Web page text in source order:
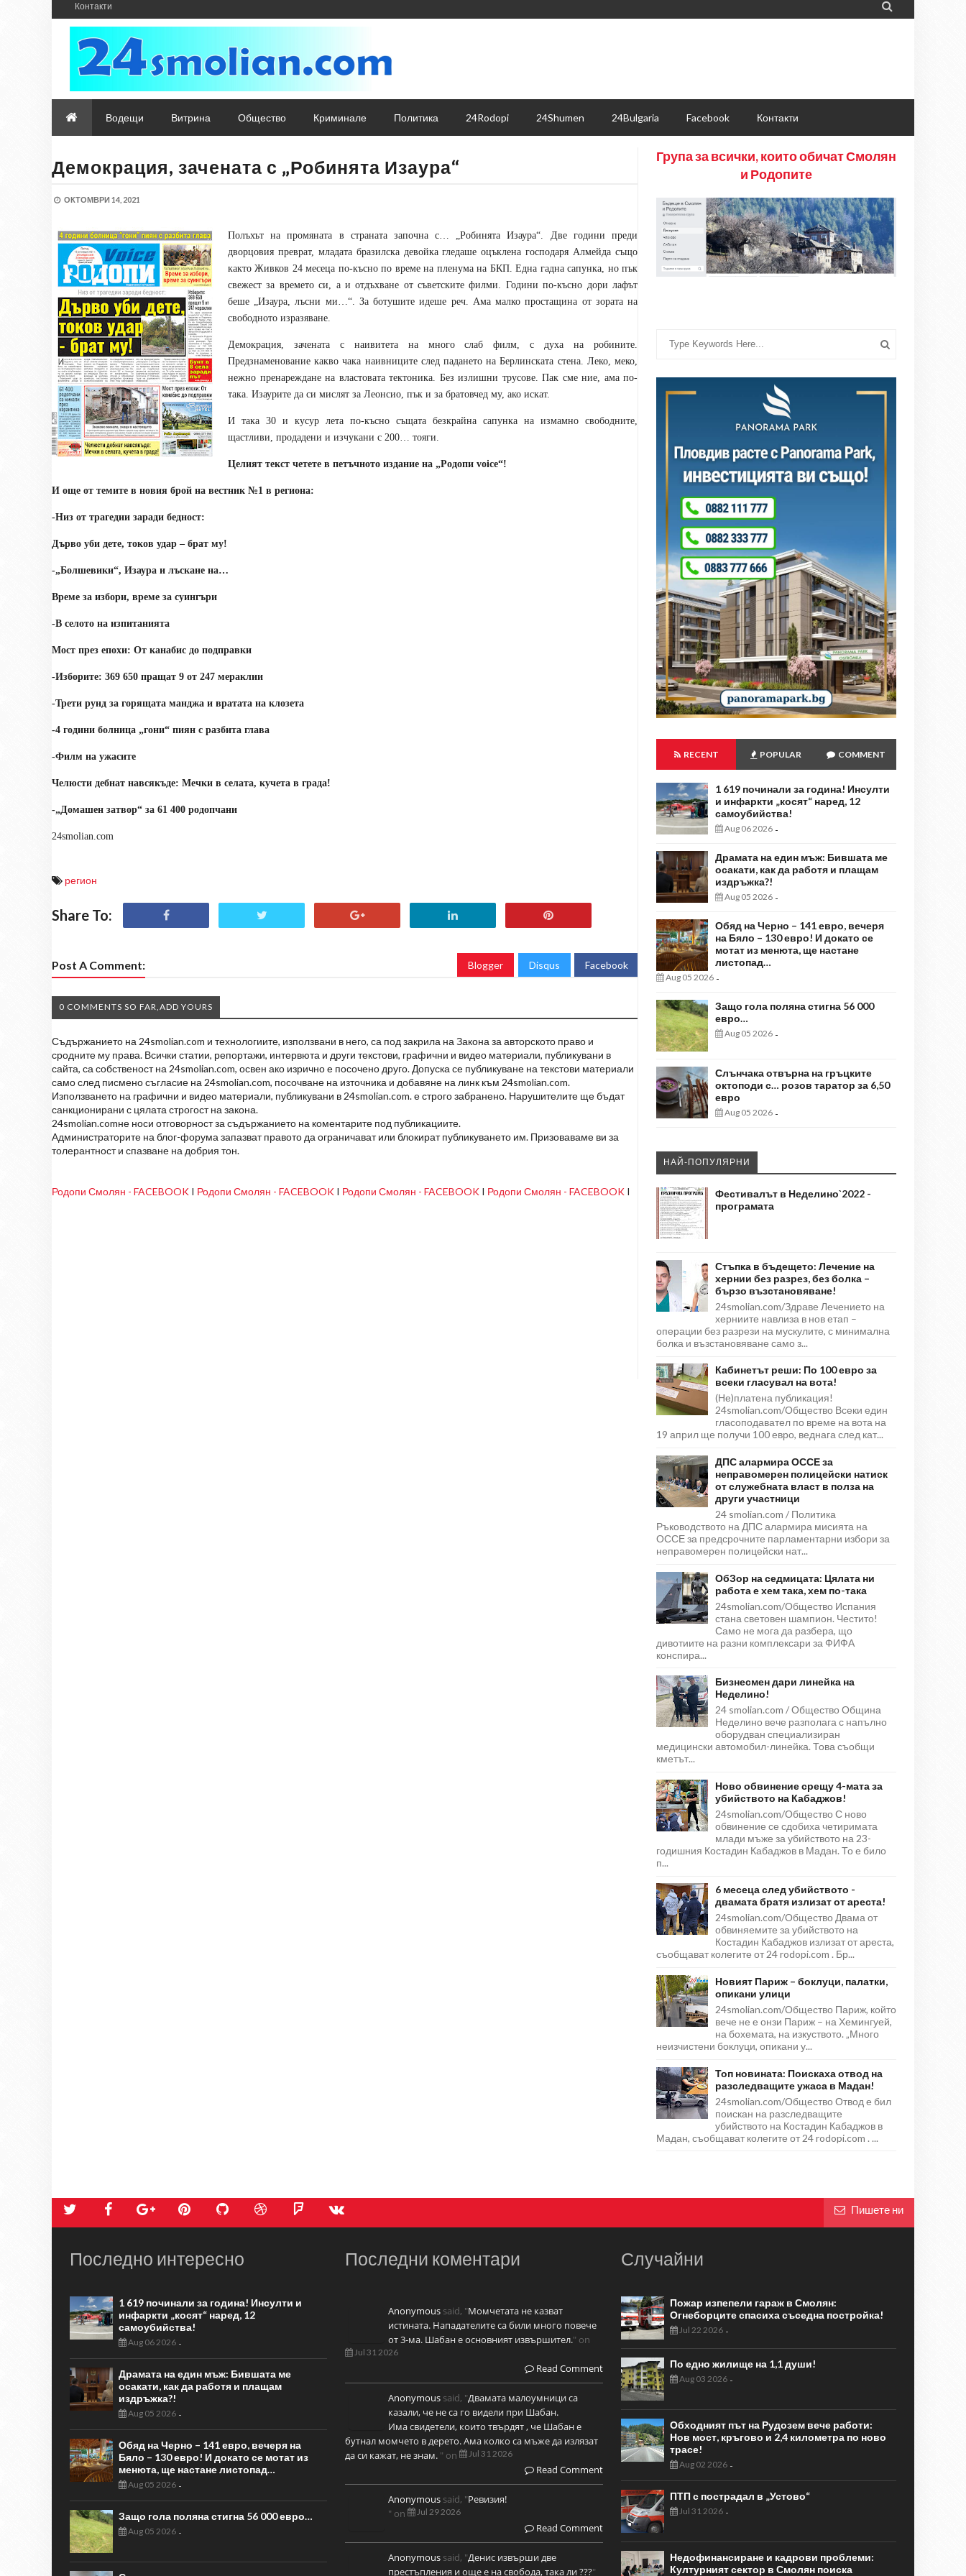
Контакти 
Водещи Витрина Общество Криминале Политика 24Rodopi 24Shumen 24Bulgaria Facebook Контакти
Демокрация, зачената с „Робинята Изаура“
ОКТОМВРИ 14, 2021
Полъхът на промяната в страната започна с… „Робинята Изаура“. Две години преди
дворцовия преврат, младата бразилска девойка гледаше оцъклена господаря Алмейда също
както Живков 24 месеца по-късно по време на пленума на БКП. Една гадна сапунка, но пък
свежест за времето си, а и отдъхване от съветските филми. Години по-късно дори лафът
беше „Изаура, лъсни ми…“. За ботушите идеше реч. Ама малко простащина от зората на
свободното изразяване.
Демокрация, зачената с наивитета на много слаб филм, с духа на робините.
Предзнаменование какво чака наивниците след падането на Берлинската стена. Леко, меко,
нежно пренареждане на властовата тектоника. Без излишни трусове. Пак сме ние, ама по-
така. Изаурите да си мислят за Леонсио, пък и за братовчед му, ако искат.
И така 30 и кусур лета по-късно същата безкрайна сапунка на измамно свободните,
щастливи, продадени и изчукани с 200… тояги.
Целият текст четете в петъчното издание на „Родопи voice“!
И още от темите в новия брой на вестник №1 в региона:
-Низ от трагедии заради бедност:
Дърво уби дете, токов удар – брат му!
-„Болшевики“, Изаура и лъскане на…
Време за избори, време за суингъри
-В селото на изпитанията
Мост през епохи: От канабис до подправки
-Изборите: 369 650 пращат 9 от 247 мераклии
-Трети рунд за горящата манджа и вратата на клозета
-4 години болница „гони“ пиян с разбита глава
-Филм на ужасите
Челюсти дебнат навсякъде: Мечки в селата, кучета в града!
-„Домашен затвор“ за 61 400 родопчани
24smolian.com
регион
Share To:
Post A Comment: Blogger Disqus Facebook
0 COMMENTS SO FAR,ADD YOURS
Съдържанието на 24smolian.com и технологиите, използвани в него, са под закрила на Закона за авторското право и
сродните му права. Всички статии, репортажи, интервюта и други текстови, графични и видео материали, публикувани в
сайта, са собственост на 24smolian.com, освен ако изрично е посочено друго. Допуска се публикуване на текстови материали
само след писмено съгласие на 24smolian.com, посочване на източника и добавяне на линк към 24smolian.com.
Използването на графични и видео материали, публикувани в 24smolian.com. е строго забранено. Нарушителите ще бъдат
санкционирани с цялата строгост на закона.
24smolian.comне носи отговорност за съдържанието на коментарите под публикациите.
Администраторите на блог-форума запазват правото да ограничават или блокират публикуването им. Призоваваме ви за
толерантност и спазване на добрия тон.
Родопи Смолян - FACEBOOK I Родопи Смолян - FACEBOOK I Родопи Смолян - FACEBOOK I Родопи Смолян - FACEBOOK I
Група за всички, които обичат Смолян
и Родопите
RECENT POPULAR COMMENT
1 619 починали за година! Инсулти
и инфаркти „косят“ наред, 12
самоубийства!
Aug 06 2026 -
Драмата на един мъж: Бившата ме
осакати, как да работя и плащам
издръжка?!
Aug 05 2026 -
Обяд на Черно – 141 евро, вечеря
на Бяло – 130 евро! И докато се
мотат из менюта, ще настане
листопад…
Aug 05 2026 -
Защо гола поляна стигна 56 000
евро…
Aug 05 2026 -
Слънчака отвърна на гръцките
октоподи с… розов таратор за 6,50
евро
Aug 05 2026 -
НАЙ-ПОПУЛЯРНИ
Фестивалът в Неделино`2022 -
програмата
Стъпка в бъдещето: Лечение на
хернии без разрез, без болка –
бързо възстановяване!
24smolian.com/Здраве Лечението на
херниите навлиза в нов етап –
операции без разрези на мускулите, с минимална
болка и възстановяване само з...
Кабинетът реши: По 100 евро за
всеки гласувал на вота!
(Не)платена публикация!
24smolian.com/Общество Всеки един
гласоподавател по време на вота на
19 април ще получи 100 евро, веднага след кат...
ДПС алармира ОССЕ за
неправомерен полицейски натиск
от служебната власт в полза на
други участници
24 smolian.com / Политика
Ръководството на ДПС алармира мисията на
ОССЕ за предсрочните парламентарни избори за
неправомерен полицейски нат...
ОбЗор на седмицата: Цялата ни
работа е хем така, хем по-така
24smolian.com/Общество Испания
стана световен шампион. Честито!
Само не мога да разбера, що
дивотиите на разни комплексари за ФИФА
конспира...
Бизнесмен дари линейка на
Неделино!
24 smolian.com / Общество Община
Неделино вече разполага с напълно
оборудван специализиран
медицински автомобил-линейка. Това съобщи
кметът...
Ново обвинение срещу 4-мата за
убийството на Кабаджов!
24smolian.com/Общество С ново
обвинение се сдобиха четиримата
млади мъже за убийството на 23-
годишния Костадин Кабаджов в Мадан. То е било
п...
6 месеца след убийството -
двамата братя излизат от ареста!
24smolian.com/Общество Двама от
обвиняемите за убийството на
Костадин Кабаджов излизат от ареста,
съобщават колегите от 24 rodopi.com . Бр...
Новият Париж – боклуци, палатки,
опикани улици
24smolian.com/Общество Париж, който
вече не е онзи Париж – на Хемингуей,
на бохемата, на изкуството. „Много
неизчистени боклуци, опикани у...
Топ новината: Поискаха отвод на
разследващите ужаса в Мадан!
24smolian.com/Общество Отвод е бил
поискан на разследващите
убийството на Костадин Кабаджов в
Мадан, съобщават колегите от 24 rodopi.com . ...
Пишете ни
Последно интересно
1 619 починали за година! Инсулти и
инфаркти „косят“ наред, 12
самоубийства!
Aug 06 2026 -
Драмата на един мъж: Бившата ме
осакати, как да работя и плащам
издръжка?!
Aug 05 2026 -
Обяд на Черно – 141 евро, вечеря на
Бяло – 130 евро! И докато се мотат из
менюта, ще настане листопад…
Aug 05 2026 -
Защо гола поляна стигна 56 000 евро…
Aug 05 2026 -
Последни коментари
Anonymous said, "Момчетата не казват
истината. Нападателите са били много повече
от 3-ма. Шабан е основният извършител." on
Jul 31 2026
Read Comment
Anonymous said, "Двамата малоумници са
казали, че не са го видели при Шабан.
Има свидетели, които твърдят , че Шабан е
бутнал момчето в дерето. Ама колко са мъже да излязат
да си кажат, не знам. " on Jul 31 2026
Read Comment
Anonymous said, "Ревизия!
" on
Jul 29 2026
Read Comment
Anonymous said, "Денис извърши две
престъпления и още е на свобода, така ли ???"
Случайни
Пожар изпепели гараж в Смолян:
Огнеборците спасиха съседна постройка!
Jul 22 2026-
По едно жилище на 1,1 души!
Aug 03 2026-
Обходният път на Рудозем вече работи:
Нов мост, кръгово и 2,4 километра по ново
трасе!
Aug 02 2026-
ПТП с пострадал в „Устово“
Jul 31 2026-
Недофинансиране и кадрови проблеми:
Културният сектор в Смолян поиска